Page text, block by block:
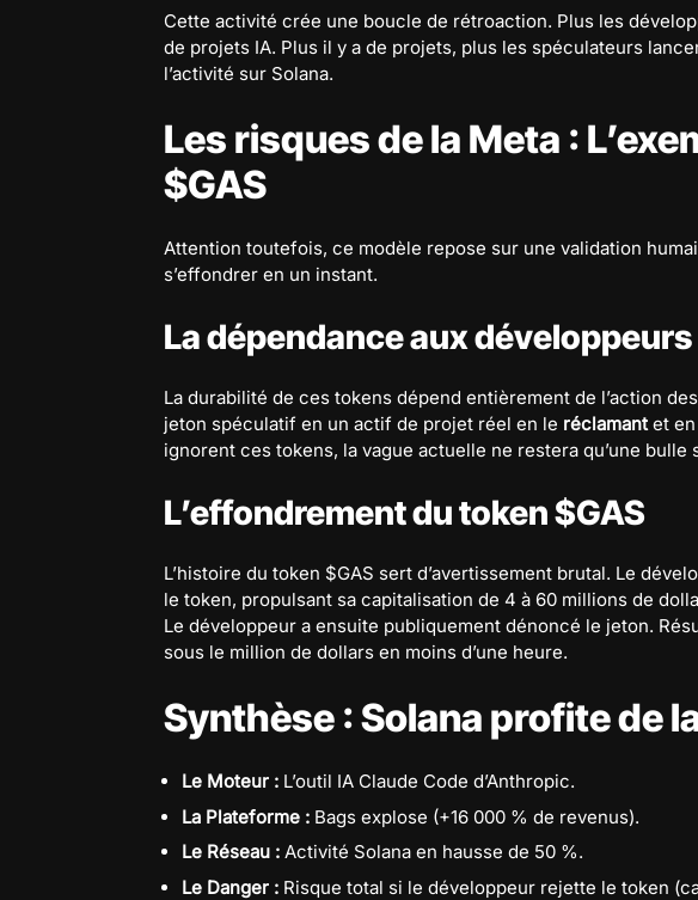
Cette activité crée une boucle de rétroaction. Plus les
de projets IA. Plus il y a de projets, plus les spéculateurs
l’activité sur Solana.
Les risques de la Meta :
$GAS
Attention toutefois, ce modèle repose sur une validation
s’effondrer en un instant.
La dépendance aux développeurs
La durabilité de ces tokens dépend entièrement de l’action
jeton spéculatif en un actif de projet réel en le réclamantet en
ignorent ces tokens, la vague actuelle ne restera qu’une bulle
L’effondrement du token $GAS
L’histoire du token $GAS sert d’avertissement brutal. Le
le token, propulsant sa capitalisation de 4 à 60 millions de
Le développeur a ensuite publiquement dénoncé le jeton.
sous le million de dollars en moins d’une heure.
Synthèse : Solana profite de
Le Moteur : L’outil IA Claude Code d’Anthropic.
La Plateforme : Bags explose (+16 000 % de revenus).
Le Réseau : Activité Solana en hausse de 50 %.
Le Danger : Risque total si le développeur rejette le token